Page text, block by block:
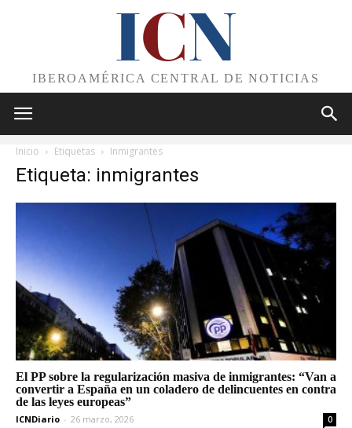
ICN
IBEROAMÉRICA CENTRAL DE NOTICIAS
Inicio Etiquetas Inmigrantes
Etiqueta: inmigrantes
El PP sobre la regularización masiva de inmigrantes: “Van a
convertir a España en un coladero de delincuentes en contra
de las leyes europeas”
ICNDiario - 26 marzo, 2026 0